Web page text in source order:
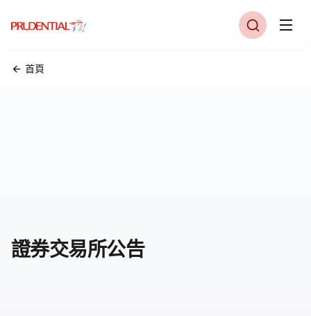
首頁
證券交易所公告